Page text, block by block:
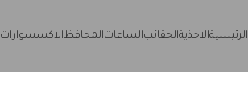
الرئيسيةالاحذيةالحقائبالساعاتالمحافظالاكسسوارات